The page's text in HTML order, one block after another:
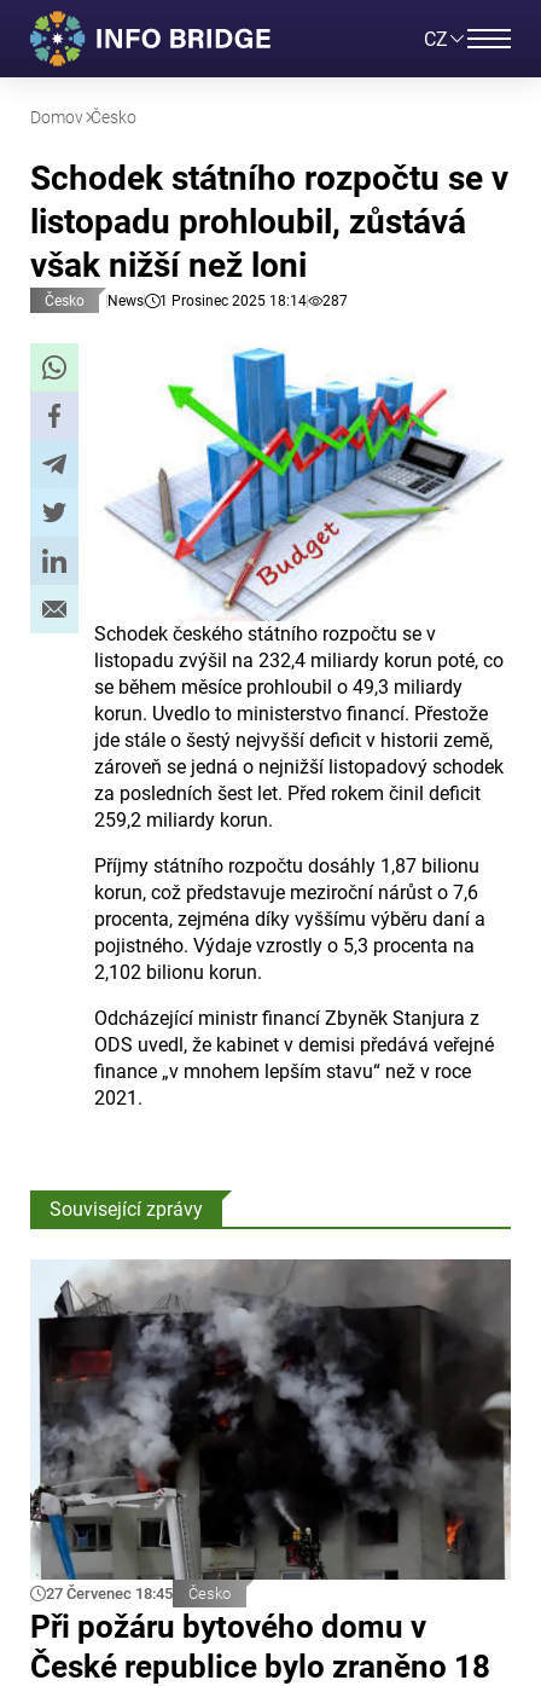
CZ
Domov Česko
Schodek státního rozpočtu se v
listopadu prohloubil, zůstává
však nižší než loni
Česko News 1 Prosinec 2025 18:14 287
Schodek českého státního rozpočtu se v
listopadu zvýšil na 232,4 miliardy korun poté, co
se během měsíce prohloubil o 49,3 miliardy
korun. Uvedlo to ministerstvo financí. Přestože
jde stále o šestý nejvyšší deficit v historii země,
zároveň se jedná o nejnižší listopadový schodek
za posledních šest let. Před rokem činil deficit
259,2 miliardy korun.
Příjmy státního rozpočtu dosáhly 1,87 bilionu
korun, což představuje meziroční nárůst o 7,6
procenta, zejména díky vyššímu výběru daní a
pojistného. Výdaje vzrostly o 5,3 procenta na
2,102 bilionu korun.
Odcházející ministr financí Zbyněk Stanjura z
ODS uvedl, že kabinet v demisi předává veřejné
finance „v mnohem lepším stavu“ než v roce
2021.
Související zprávy
27 Červenec 18:45 Česko
Při požáru bytového domu v
České republice bylo zraněno 18